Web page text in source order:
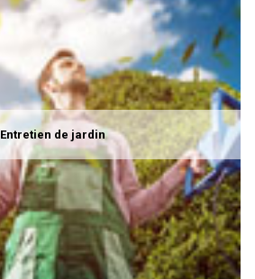
Entretien de jardin